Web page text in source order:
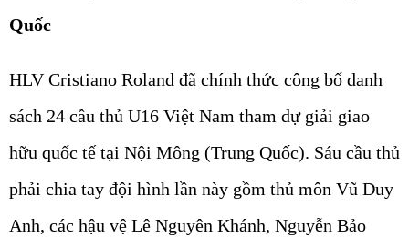
Quốc
HLV Cristiano Roland đã chính thức công bố danh
sách 24 cầu thủ U16 Việt Nam tham dự giải giao
hữu quốc tế tại Nội Mông (Trung Quốc). Sáu cầu thủ
phải chia tay đội hình lần này gồm thủ môn Vũ Duy
Anh, các hậu vệ Lê Nguyên Khánh, Nguyễn Bảo